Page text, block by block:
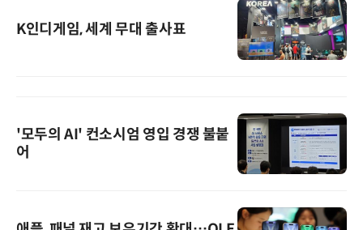
K인디게임, 세계 무대 출사표
'모두의 AI' 컨소시엄 영입 경쟁 불붙
어